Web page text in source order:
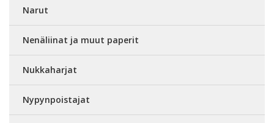
Narut
Nenäliinat ja muut paperit
Nukkaharjat
Nypynpoistajat